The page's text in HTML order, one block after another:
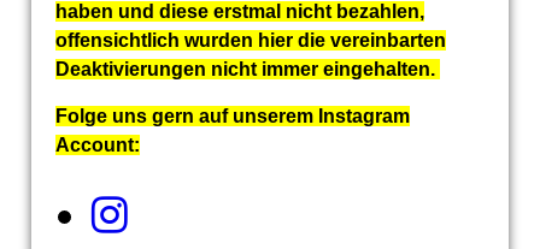
haben und diese erstmal nicht bezahlen,
offensichtlich wurden hier die vereinbarten
Deaktivierungen nicht immer eingehalten.
Folge uns gern auf unserem Instagram
Account: